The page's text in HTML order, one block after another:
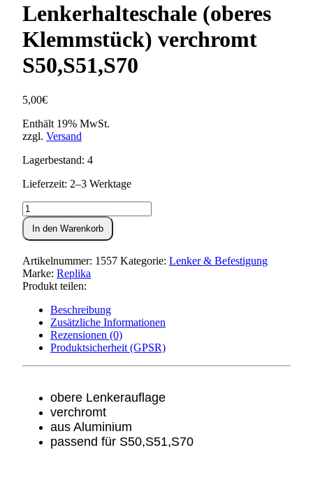
Lenkerhalteschale (oberes
Klemmstück) verchromt
S50,S51,S70
5,00€
Enthält 19% MwSt.
zzgl. Versand
Lagerbestand: 4
Lieferzeit: 2–3 Werktage
Lenkerhalteschale
(oberes
Klemmstück)
verchromt
S50,S51,S70
Menge
In den Warenkorb
Artikelnummer: 1557 Kategorie: Lenker & Befestigung
Marke: Replika
Produkt teilen:
Beschreibung
Zusätzliche Informationen
Rezensionen (0)
Produktsicherheit (GPSR)
obere Lenkerauflage
verchromt
aus Aluminium
passend für S50,S51,S70